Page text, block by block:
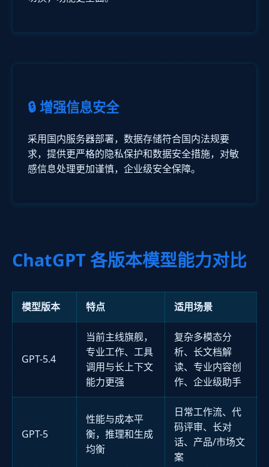
🔒 增强信息安全
采用国内服务器部署，数据存储符合国内法规要
求，提供更严格的隐私保护和数据安全措施，对敏
感信息处理更加谨慎，企业级安全保障。
ChatGPT 各版本模型能力对比
模型版本 特点 适用场景
GPT-5.4
当前主线旗舰，
专业工作、工具
调用与长上下文
能力更强
复杂多模态分
析、长文档解
读、专业内容创
作、企业级助手
GPT-5
性能与成本平
衡，推理和生成
均衡
日常工作流、代
码评审、长对
话、产品/市场文
案